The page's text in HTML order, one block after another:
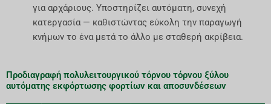
για αρχάριους. Υποστηρίζει αυτόματη, συνεχή
κατεργασία — καθιστώντας εύκολη την παραγωγή
κνήμων το ένα μετά το άλλο με σταθερή ακρίβεια.
Προδιαγραφή πολυλειτουργικού τόρνου τόρνου ξύλου
αυτόματης εκφόρτωσης φορτίων και αποσυνδέσεων